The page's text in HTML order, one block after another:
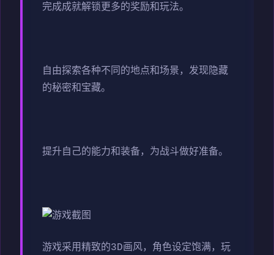
完成成就解锁更多的奖励和玩法。
自由探索各种不同的地点和场景，发现隐藏
的秘密和宝藏。
提升自己的能力和装备，为战斗做好准备。
游戏采用精致的3D画风，角色设定饱满，玩